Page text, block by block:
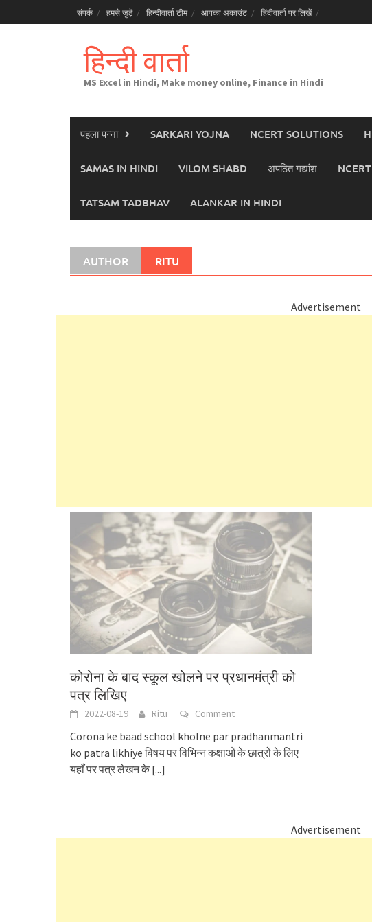
to
संपर्क हमसे जुड़ें हिन्दीवार्ता टीम आपका अकाउंट हिंदीवार्ता पर लिखें
हिन्दी वार्ता
MS Excel in Hindi, Make money online, Finance in Hindi
पहला पन्ना SARKARI YOJNA NCERT SOLUTIONS
SAMAS IN HINDI VILOM SHABD अपठित गद्यांश
TATSAM TADBHAV ALANKAR IN HINDI
AUTHOR RITU
Advertisement
कोरोना के बाद स्कूल खोलने पर प्रधानमंत्री को
पत्र लिखिए
2022-08-19 Ritu Comment
Corona ke baad school kholne par pradhanmantri
ko patra likhiye विषय पर विभिन्न कक्षाओं के छात्रों के लिए
यहाँ पर पत्र लेखन के [...]
Advertisement